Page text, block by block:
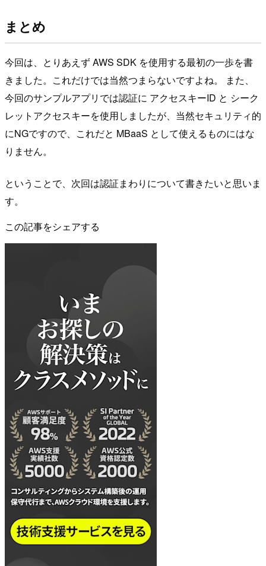
まとめ
今回は、とりあえず AWS SDK を使用する最初の一歩を書
きました。これだけでは当然つまらないですよね。 また、
今回のサンプルアプリでは認証に アクセスキーID と シーク
レットアクセスキーを使用しましたが、当然セキュリティ的
にNGですので、これだと MBaaS として使えるものにはな
りません。
ということで、次回は認証まわりについて書きたいと思いま
す。
この記事をシェアする